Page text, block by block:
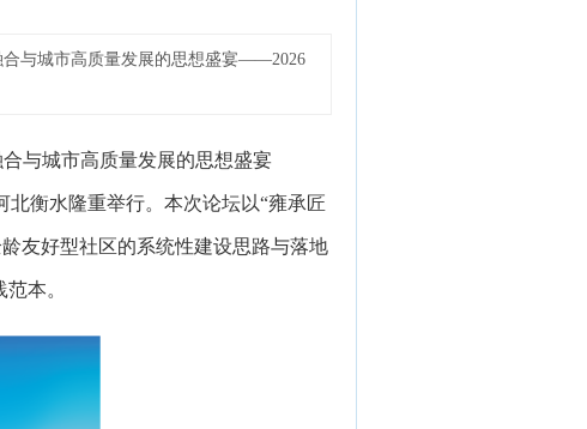
合与城市高质量发展的思想盛宴——2026
与城市高质量发展的思想盛宴
衡水隆重举行。本次论坛以“雍承匠
友好型社区的系统性建设思路与落地
本。